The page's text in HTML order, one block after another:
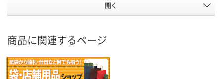
開く
商品に関連するページ